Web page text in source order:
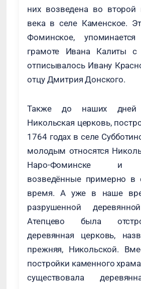
них возведена во второй
века в селе Каменское.
Фоминское,
грамоте Ивана Калиты
отписывалось Ивану
отцу Дмитрия Донского.
Также до наших дней
Никольская церковь,
1764 годах в селе
молодым относятся
Наро-Фоминске и
возведённые примерно
время. А уже в наше
разрушенной
Атепцево была
деревянная церковь,
прежняя, Никольской.
постройки каменного
существовала